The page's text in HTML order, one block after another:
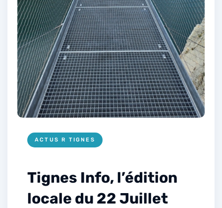
ACTUS R TIGNES
Tignes Info, l’édition
locale du 22 Juillet